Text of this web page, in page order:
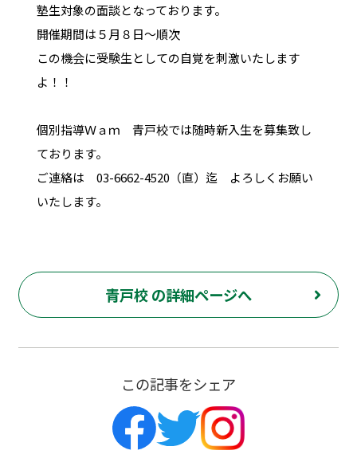
塾生対象の面談となっております。
開催期間は５月８日～順次
この機会に受験生としての自覚を刺激いたします
よ！！
個別指導Ｗａｍ 青戸校では随時新入生を募集致し
ております。
ご連絡は 03-6662-4520（直）迄 よろしくお願い
いたします。
青戸校 の詳細ページへ
この記事をシェア